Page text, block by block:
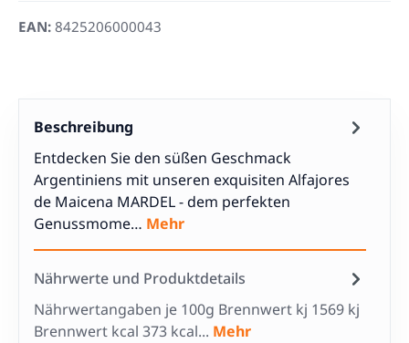
EAN: 8425206000043
Beschreibung
Entdecken Sie den süßen Geschmack
Argentiniens mit unseren exquisiten Alfajores
de Maicena MARDEL - dem perfekten
Genussmome… Mehr
Nährwerte und Produktdetails
Nährwertangaben je 100g Brennwert kj 1569 kj
Brennwert kcal 373 kcal... Mehr